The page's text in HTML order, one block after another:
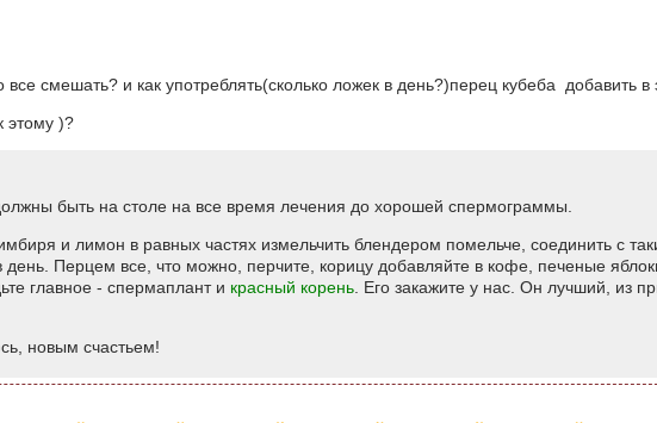
смешать? и как употреблять(сколько ложек в день?)перец кубеба добавить в
этому )?
быть на столе на все время лечения до хорошей спермограммы.
и лимон в равных частях измельчить блендером помельче, соединить с
Перцем все, что можно, перчите, корицу добавляйте в кофе, печеные
главное - спермаплант и красный корень . Его закажите у нас. Он лучший, из
новым счастьем!